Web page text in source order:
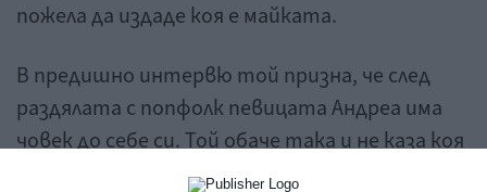
пожела да издаде коя е майката.
В предишно интервю той призна, че след
раздялата с попфолк певицата Андреа има
човек до себе си. Той обаче така и не каза коя
е жената до него.